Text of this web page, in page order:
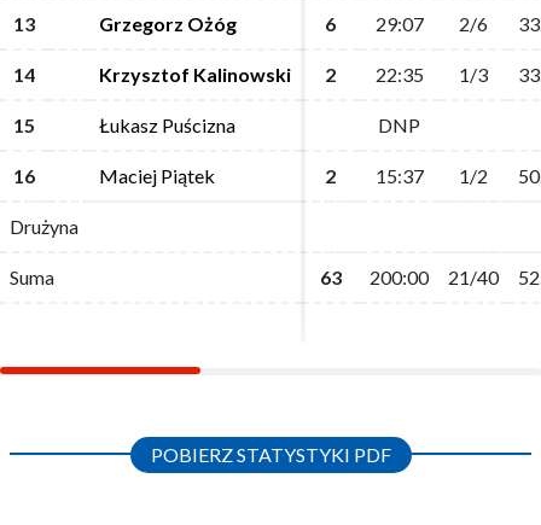
13 Grzegorz Ożóg 6 29:07 2/6
14 Krzysztof Kalinowski 2 22:35 1/3
15 Łukasz Puścizna DNP
16 Maciej Piątek 2 15:37 1/2
Drużyna
Suma 63 200:00 21/40
13 Grzegorz Ożóg 6 29:07 2/6
14 Krzysztof Kalinowski 2 22:35 1/3
15 Łukasz Puścizna DNP
16 Maciej Piątek 2 15:37 1/2
Drużyna
Suma 63 200:00 21/40
POBIERZ STATYSTYKI PDF